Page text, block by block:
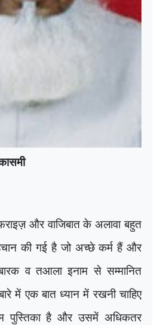
और वाजिबात के अलावा बहुत
की गई है जो अच्छे कर्म हैं और
व तआला इनाम से सम्मानित
में एक बात ध्यान में रखनी चाहिए
पुस्तिका है और उसमें अधिकतर